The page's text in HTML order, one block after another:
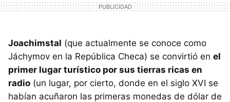
Joachimstal (que actualmente se conoce como
Jáchymov en la República Checa) se convirtió en el
primer lugar turístico por sus tierras ricas en
radio (un lugar, por cierto, donde en el siglo XVI se
habían acuñaron las primeras monedas de dólar de